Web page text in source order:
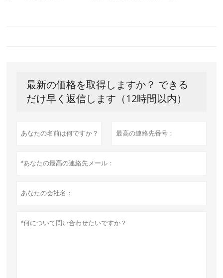
最新の価格を取得しますか？ できる
だけ早く返信します（12時間以内）